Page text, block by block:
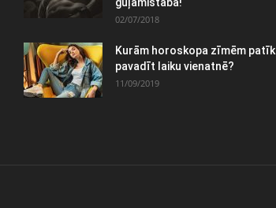
02/07/2018
Kurām horoskopa zīmēm patīk
pavadīt laiku vienatnē?
11/09/2019